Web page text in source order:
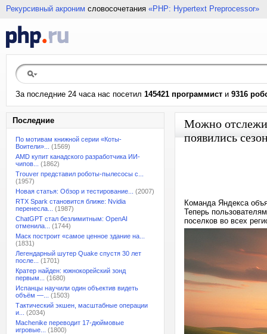
Рекурсивный акроним словосочетания «PHP: Hypertext Preprocessor»
За последние 24 часа нас посетил 145421 программист и 9316
Последние
По мотивам книжной серии «Коты-
Воители»...
(1569)
AMD купит канадского разработчика ИИ-
чипов...
(1862)
Trouver представил роботы-пылесосы с...
(1957)
Новая статья: Обзор и тестирование...
(2007)
RTX Spark становится ближе: Nvidia
перенесла...
(1987)
ChatGPT стал безлимитным: OpenAI
отменила...
(1744)
Маск построит «самое ценное здание на...
(1831)
Легендарный шутер Quake спустя 30 лет
после...
(1701)
Кратер найден: южнокорейский зонд
первым...
(1680)
Испанцы научили один объектив видеть
объём —...
(1503)
Тактический экшен, масштабные операции
и...
(2034)
Machenike переводит 17-дюймовые
игровые...
(1800)
Можно
появились
Команда Яндекса
Теперь
поселков во всех